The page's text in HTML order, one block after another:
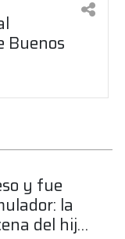
Buenos
y fue
la
del hijo